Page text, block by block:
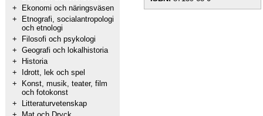
+
Ekonomi och näringsväsen
+
Etnografi, socialantropologi
och etnologi
+
Filosofi och psykologi
+ Geografi och lokalhistoria
+
Historia
+
Idrott, lek och spel
+
Konst, musik, teater, film
och fotokonst
+
Litteraturvetenskap